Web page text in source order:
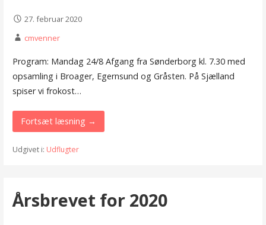
27. februar 2020
cmvenner
Program: Mandag 24/8 Afgang fra Sønderborg kl. 7.30 med
opsamling i Broager, Egernsund og Gråsten. På Sjælland
spiser vi frokost…
Fortsæt læsning →
Udgivet i: Udflugter
Årsbrevet for 2020